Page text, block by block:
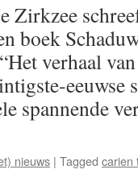
Zirkzee
boek
verhaal
eeuwse
spannende
nieuws | Tagged carien